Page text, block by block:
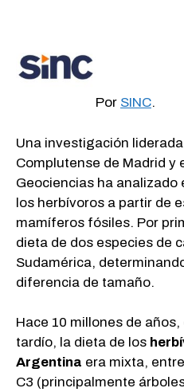
Por SINC.
Una investigación
Complutense de Madrid y
Geociencias ha analizado
los herbívoros a partir de
mamíferos fósiles. Por
dieta de dos especies de
Sudamérica,
diferencia de tamaño.
Hace 10 millones de
tardío, la dieta de los
Argentina era mixta,
C3 (principalmente